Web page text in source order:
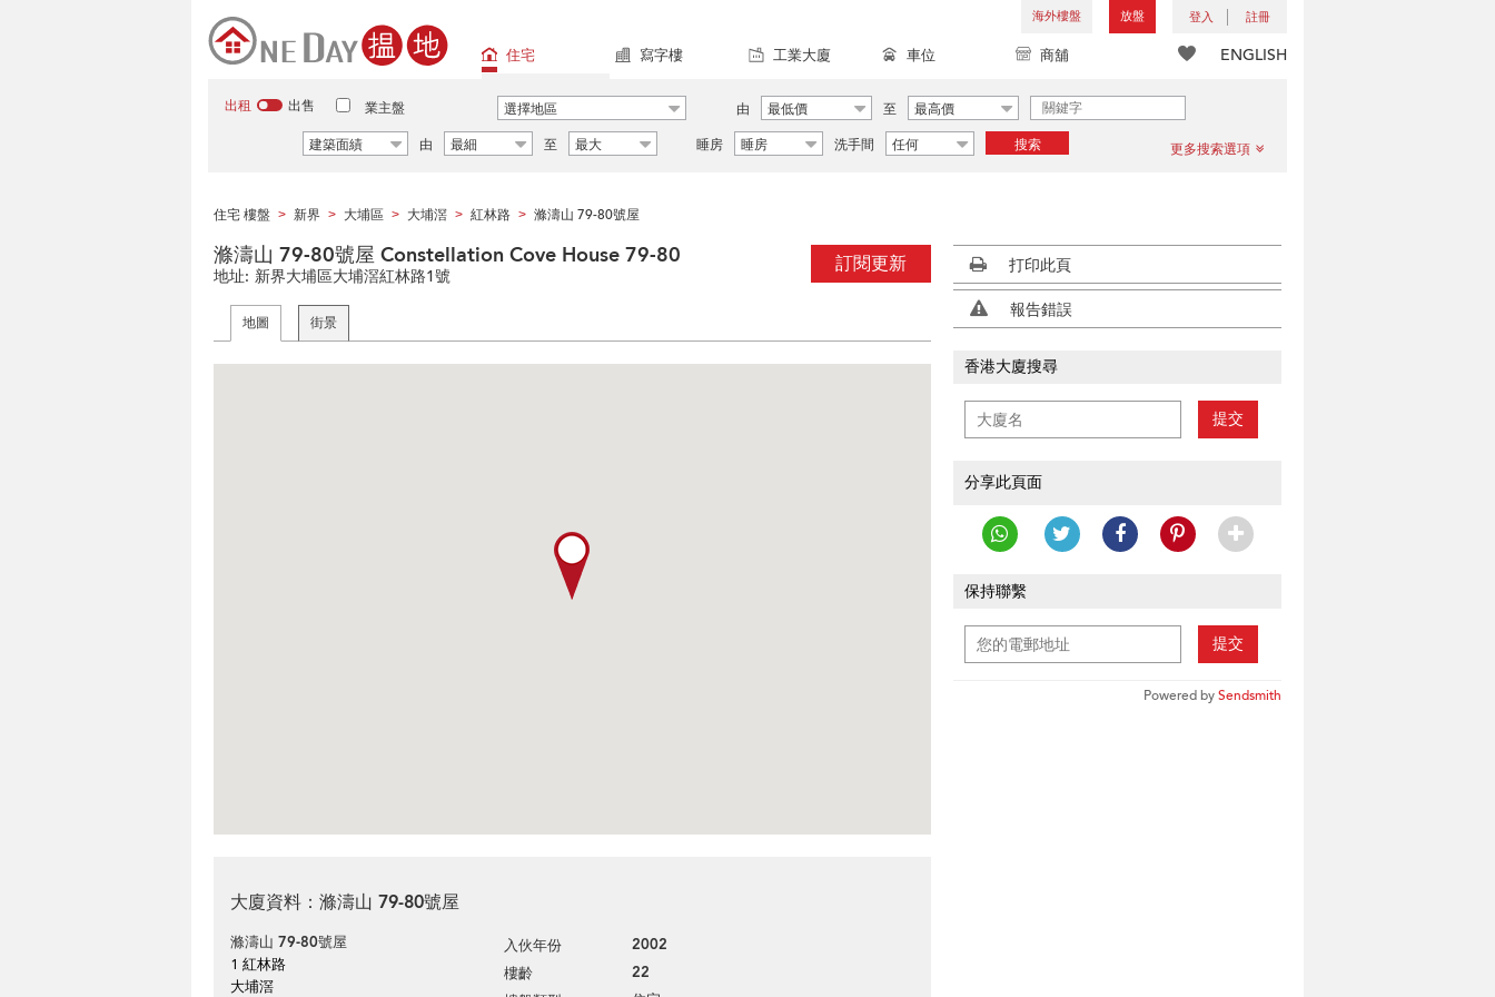
海外樓盤 放盤 登入 註冊
ENGLISH
住宅 寫字樓 工業大廈 車位 商舖
出租 出售 業主盤 選擇地區 由 最低價 至
最高價
建築面績
由 最細 至 最大 睡房 睡房 洗手間 任何 搜索 更多搜索選項
住宅 樓盤 > 新界 > 大埔區 > 大埔滘 > 紅林路 > 滌濤山 79-80號屋
訂閱更新
滌濤山 79-80號屋 Constellation Cove House 79-80
地址: 新界大埔區大埔滘紅林路1號
地圖 街景
大廈資料：滌濤山 79-80號屋
滌濤山 79-80號屋
1 紅林路
大埔滘
入伙年份 2002
樓齡 22
打印此頁
報告錯誤
香港大廈搜尋
提交
分享此頁面
保持聯繫
提交
Powered bySendsmith